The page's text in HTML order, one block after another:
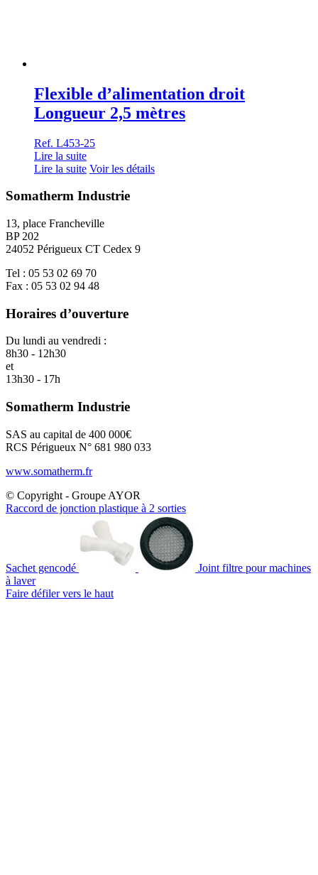
Flexible d’alimentation droit
Longueur 2,5 mètres
Ref. L453-25
Lire la suite
Lire la suite Voir les détails
Somatherm Industrie
13, place Francheville
BP 202
24052 Périgueux CT Cedex 9
Tel : 05 53 02 69 70
Fax : 05 53 02 94 48
Horaires d’ouverture
Du lundi au vendredi :
8h30 - 12h30
et
13h30 - 17h
Somatherm Industrie
SAS au capital de 400 000€
RCS Périgueux N° 681 980 033
www.somatherm.fr
© Copyright - Groupe AYOR
Raccord de jonction plastique à 2 sorties
Sachet gencodé
Joint filtre pour machines
à laver
Faire défiler vers le haut